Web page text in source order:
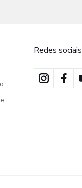
Redes sociais